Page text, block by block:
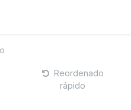
Reordenado
rápido